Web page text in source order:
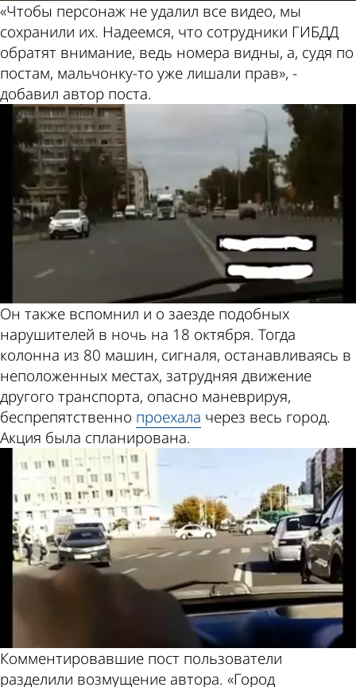
«Чтобы персонаж не удалил все видео, мы
сохранили их. Надеемся, что сотрудники ГИБДД
обратят внимание, ведь номера видны, а, судя по
постам, мальчонку-то уже лишали прав», -
добавил автор поста.
Он также вспомнил и о заезде подобных
нарушителей в ночь на 18 октября. Тогда
колонна из 80 машин, сигналя, останавливаясь в
неположенных местах, затрудняя движение
другого транспорта, опасно маневрируя,
беспрепятственно проехала через весь город.
Акция была спланирована.
Комментировавшие пост пользователи
разделили возмущение автора. «Город